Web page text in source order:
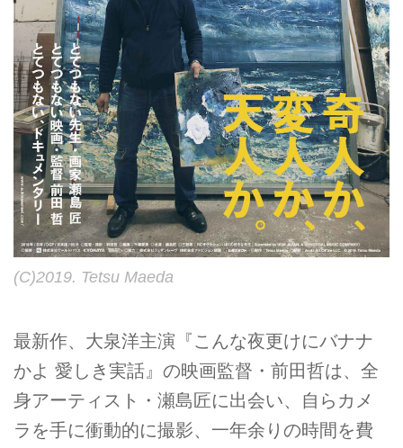
(C)2019. Tetsu Maeda
最新作、大泉洋主演『こんな夜更けにバナナ
かよ 愛しき実話』の映画監督・前田哲は、全
身アーティスト・瀬島匠に出会い、自らカメ
ラを手に衝動的に撮影、一年余りの時間を費